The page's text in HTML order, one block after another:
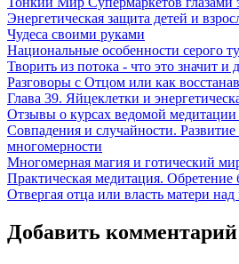
Энергетическая защита детей и
Чудеса своими руками
Национальные особенности серого
Творить из потока - что это значит и
Разговоры с Отцом или как
Глава 39. Яйцеклетки и
Отзывы о курсах ведомой
Совпадения и случайности. Развитие
многомерности
Многомерная магия и готический
Практическая медитация. Обретение
Отвергая отца или власть матери
Добавить комментарий